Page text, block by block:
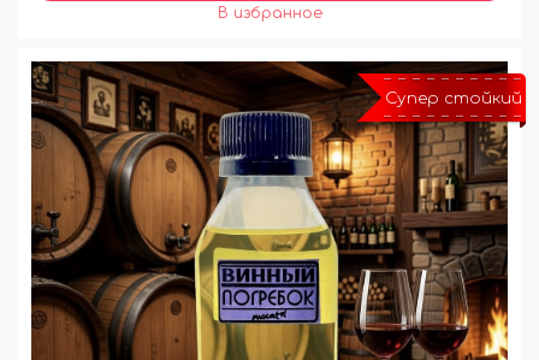
Супер стойкий